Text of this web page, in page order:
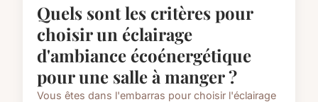
Quels sont les critères pour
choisir un éclairage
d'ambiance écoénergétique
pour une salle à manger ?
Vous êtes dans l'embarras pour choisir l'éclairage